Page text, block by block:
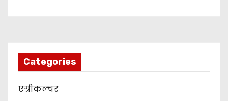
Categories
एग्रीकल्चर